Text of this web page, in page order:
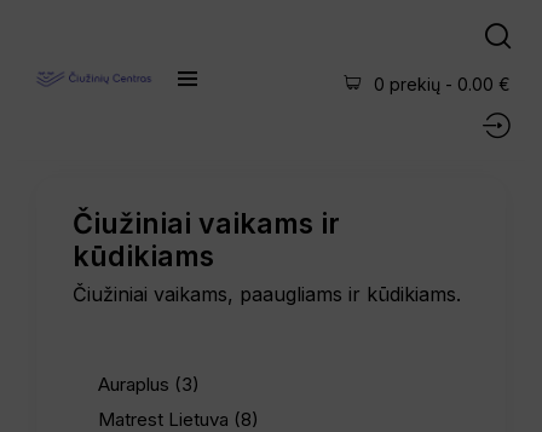
0 prekių - 0.00 €
Čiužiniai vaikams ir
kūdikiams
Čiužiniai vaikams, paaugliams ir kūdikiams.
Auraplus (3)
Matrest Lietuva (8)